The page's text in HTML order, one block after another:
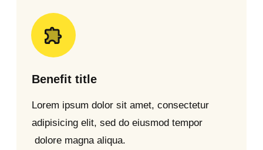
Benefit title
Lorem ipsum dolor sit amet, consectetur
adipisicing elit, sed do eiusmod tempor
dolore magna aliqua.